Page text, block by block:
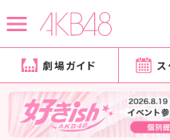
劇場ガイド